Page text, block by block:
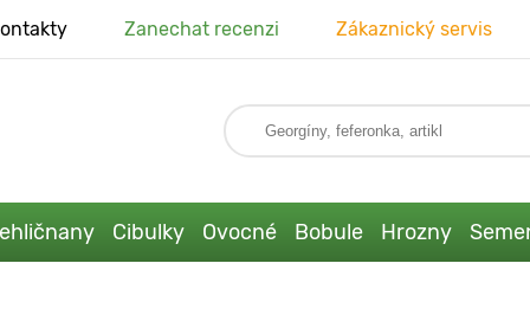
Zanechat recenzi Zákaznický servis
Cibulky Ovocné Bobule Hrozny